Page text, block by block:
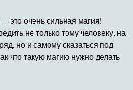
это очень сильная магия!
не только тому человеку, на
но и самому оказаться под
что такую магию нужно делать